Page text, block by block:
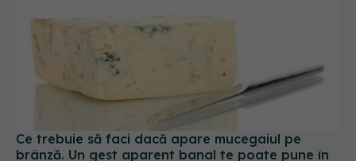
Ce trebuie să faci dacă apare mucegaiul pe
brânză. Un gest aparent banal te poate pune în
pericol